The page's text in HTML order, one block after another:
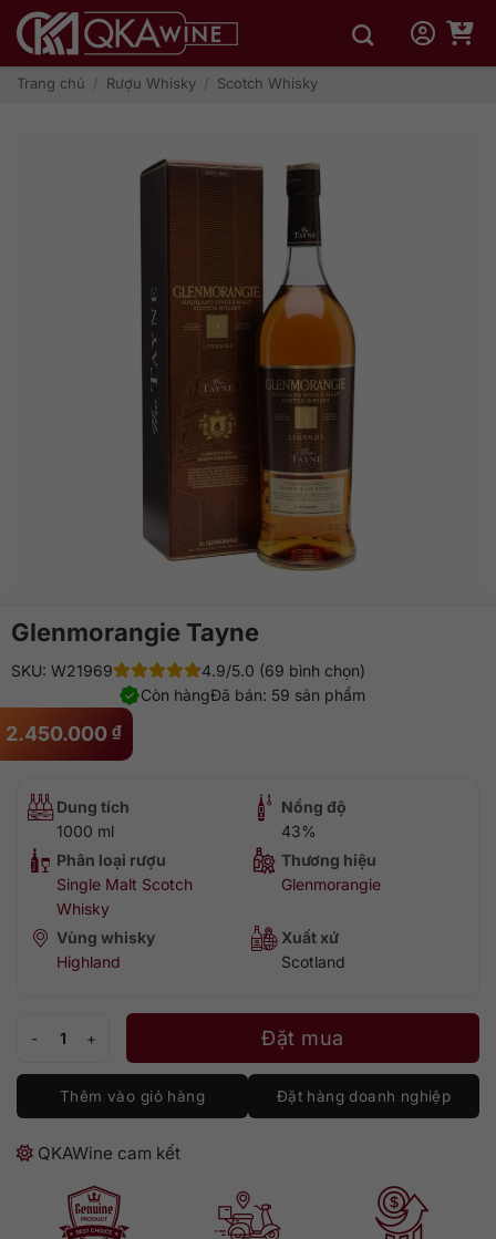
qua
dungTrang chủ / Rượu Whisky / Scotch Whisky
Glenmorangie Tayne
2.450.000 ₫
SKU: W21969
4.9/5.0 (69 bình chọn)
Đã bán: 59 sản phẩm
Còn hàng
Dung tích
1000 ml
Nồng độ
43%
Phân loại rượu
Single Malt Scotch
Whisky
Thương hiệu
Glenmorangie
Vùng whisky
Highland
Xuất xứ
Scotland
Đặt mua
Thêm vào giỏ hàng Đặt hàng doanh nghiệp
QKAWine cam kết